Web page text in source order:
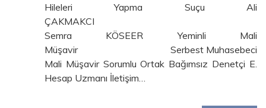
Hileleri Yapma Suçu Ali
ÇAKMAKCI
Semra KÖSEER Yeminli Mali
Müşavir Serbest Muhasebeci
Mali Müşavir Sorumlu Ortak Bağımsız Denetçi E.
Hesap Uzmanı İletişim…